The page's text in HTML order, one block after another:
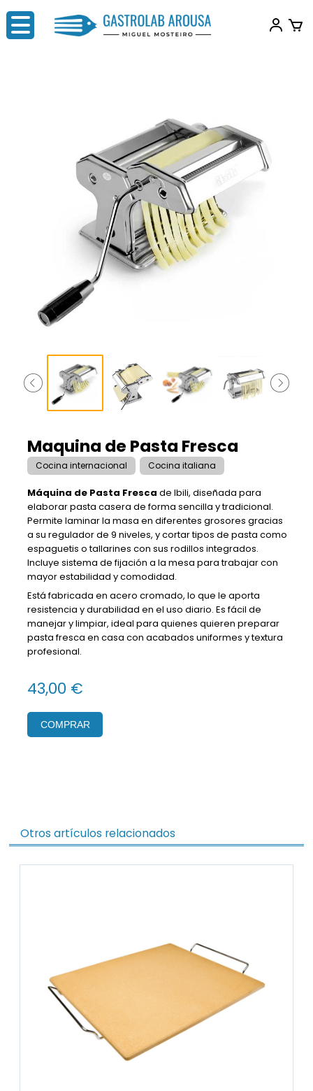
Maquina de Pasta Fresca
Cocina internacional Cocina italiana
Máquina de Pasta Fresca de Ibili, diseñada para
elaborar pasta casera de forma sencilla y tradicional.
Permite laminar la masa en diferentes grosores gracias
a su regulador de 9 niveles, y cortar tipos de pasta como
espaguetis o tallarines con sus rodillos integrados.
Incluye sistema de fijación a la mesa para trabajar con
mayor estabilidad y comodidad.
Está fabricada en acero cromado, lo que le aporta
resistencia y durabilidad en el uso diario. Es fácil de
manejar y limpiar, ideal para quienes quieren preparar
pasta fresca en casa con acabados uniformes y textura
profesional.
43,00 €
COMPRAR
Otros artículos relacionados